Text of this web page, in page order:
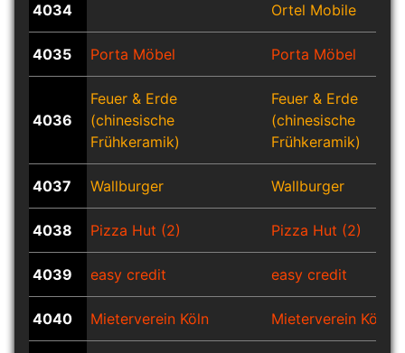
4034 Ortel Mobile
4035 Porta Möbel Porta Möbel
4036
Feuer & Erde
(chinesische
Frühkeramik)
Feuer & Erde
(chinesische
Frühkeramik)
4037 Wallburger Wallburger
4038 Pizza Hut (2) Pizza Hut (2)
4039 easy credit easy credit
4040 Mieterverein Köln Mieterverein Köln